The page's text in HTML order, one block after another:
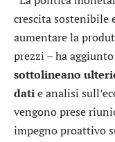
crescita sostenibile
aumentare la
prezzi – ha
sottolineano
datie analisi
vengono prese
impegno proattivo